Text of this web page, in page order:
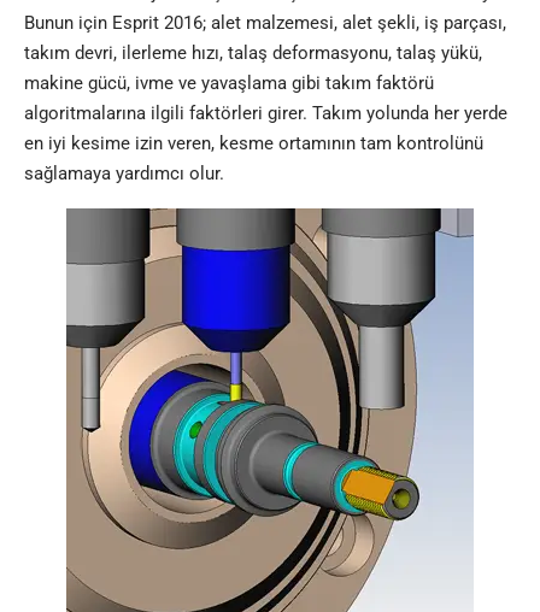
Bunun için Esprit 2016; alet malzemesi, alet şekli, iş parçası,
takım devri, ilerleme hızı, talaş deformasyonu, talaş yükü,
makine gücü, ivme ve yavaşlama gibi takım faktörü
algoritmalarına ilgili faktörleri girer. Takım yolunda her yerde
en iyi kesime izin veren, kesme ortamının tam kontrolünü
sağlamaya yardımcı olur.